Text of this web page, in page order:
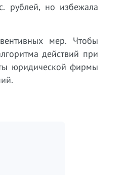
рублей, но избежала
мер. Чтобы
действий при
юридической фирмы